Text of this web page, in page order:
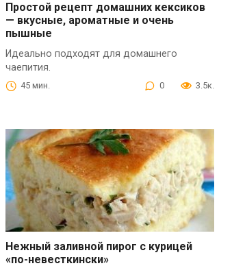
Простой рецепт домашних кексиков
— вкусные, ароматные и очень
пышные
Идеально подходят для домашнего
чаепития.
45 мин. 0 3.5к.
Нежный заливной пирог с курицей
«по-невесткински»